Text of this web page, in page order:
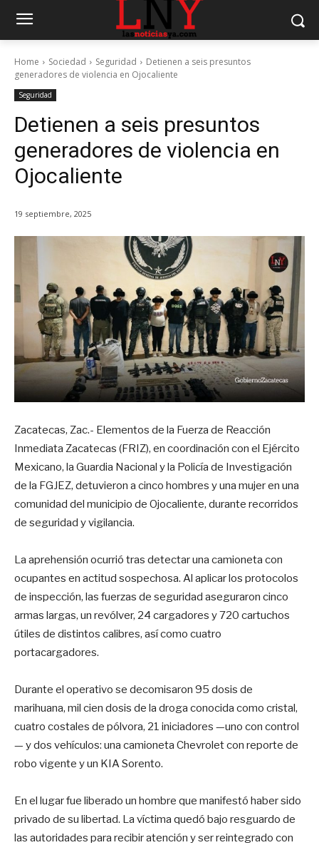
Home Sociedad Seguridad
Detienen a seis presuntos
generadores de violencia en Ojocaliente
Seguridad
Detienen a seis presuntos
generadores de violencia en
Ojocaliente
19 septiembre, 2025
Zacatecas, Zac.- Elementos de la Fuerza de Reacción
Inmediata Zacatecas (FRIZ), en coordinación con el Ejército
Mexicano, la Guardia Nacional y la Policía de Investigación
de la FGJEZ, detuvieron a cinco hombres y una mujer en una
comunidad del municipio de Ojocaliente, durante recorridos
de seguridad y vigilancia.
La aprehensión ocurrió tras detectar una camioneta con
ocupantes en actitud sospechosa. Al aplicar los protocolos
de inspección, las fuerzas de seguridad aseguraron cinco
armas largas, un revólver, 24 cargadores y 720 cartuchos
útiles de distintos calibres, así como cuatro
portacargadores.
Durante el operativo se decomisaron 95 dosis de
marihuana, mil cien dosis de la droga conocida como cristal,
cuatro costales de pólvora, 21 iniciadores —uno con control
— y dos vehículos: una camioneta Chevrolet con reporte de
robo vigente y un KIA Sorento.
En el lugar fue liberado un hombre que manifestó haber sido
privado de su libertad. La víctima quedó bajo resguardo de
las autoridades para recibir atención y ser reintegrado con